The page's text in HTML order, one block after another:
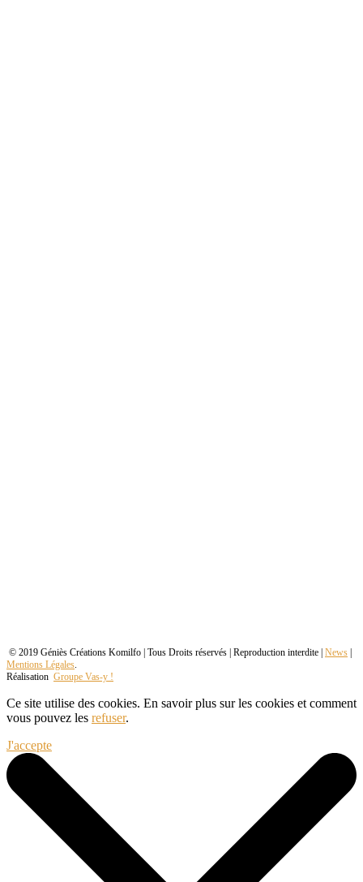
© 2019 Géniès Créations Komilfo | Tous Droits réservés | Reproduction interdite | News |
Mentions Légales.
Réalisation Groupe Vas-y !
Ce site utilise des cookies. En savoir plus sur les cookies et comment
vous pouvez les refuser.
J'accepte